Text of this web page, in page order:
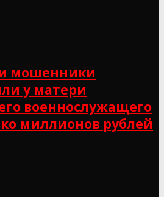
мошенники
у матери
военнослужащего
миллионов рублей